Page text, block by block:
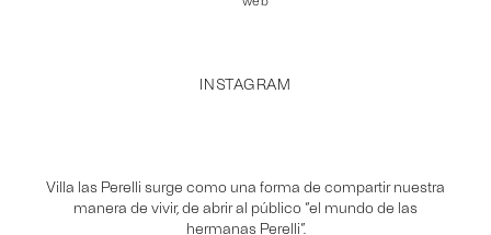
INSTAGRAM
Villa las Perelli surge como una forma de compartir nuestra
manera de vivir, de abrir al público “el mundo de las
hermanas Perelli”.